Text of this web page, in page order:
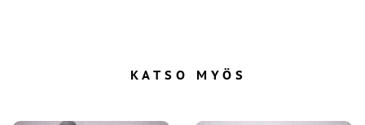
KATSO MYÖS